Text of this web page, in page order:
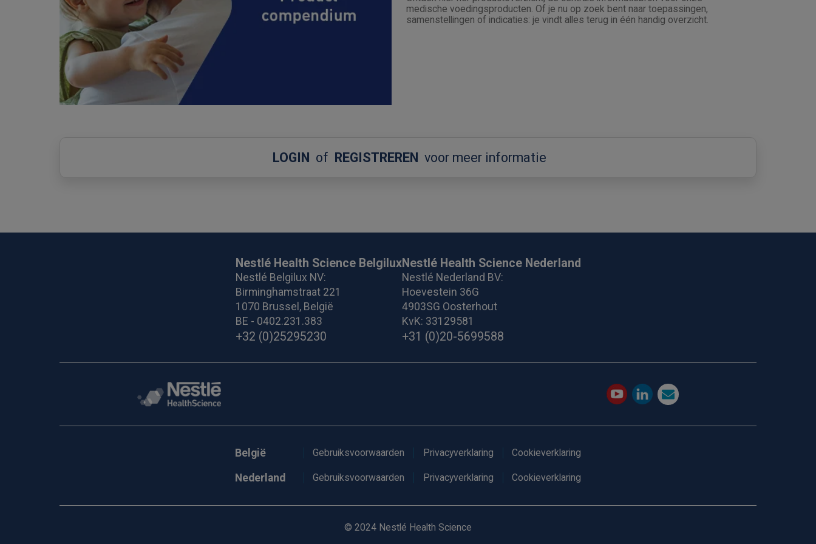
medische voedingsproducten. Of je nu op zoek bent naar toepassingen,
samenstellingen of indicaties: je vindt alles terug in één handig overzicht.
LOGIN of REGISTREREN voor meer informatie
Nestlé Health Science Belgilux
Nestlé Belgilux NV:
Birminghamstraat 221
1070 Brussel, België
BE - 0402.231.383
+32 (0)25295230
Nestlé Health Science Nederland
Nestlé Nederland BV:
Hoevestein 36G
4903SG Oosterhout
KvK: 33129581
+31 (0)20-5699588
België Gebruiksvoorwaarden Privacyverklaring Cookieverklaring
Nederland Gebruiksvoorwaarden Privacyverklaring Cookieverklaring
© 2024 Nestlé Health Science